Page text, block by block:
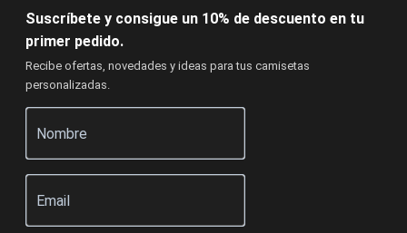
Suscríbete y consigue un 10% de descuento en tu
primer pedido.
Recibe ofertas, novedades y ideas para tus camisetas
personalizadas.